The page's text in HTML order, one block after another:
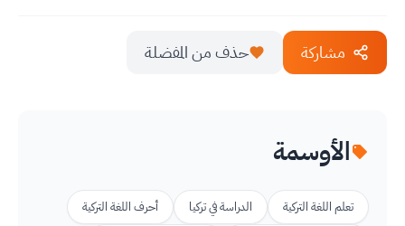
مشاركة حذف من المفضلة
الأوسمة
تعلم اللغة التركية الدراسة في تركيا
أحرف اللغة التركية